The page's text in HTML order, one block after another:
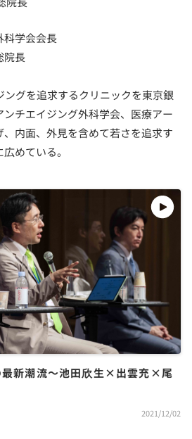
科学会会長
院長
グを追求するクリニックを東京銀
チエイジング外科学会、医療アー
、内面、外見を含めて若さを追求す
めている。
最新潮流〜池田欣生×出雲充×尾
2021/12/02